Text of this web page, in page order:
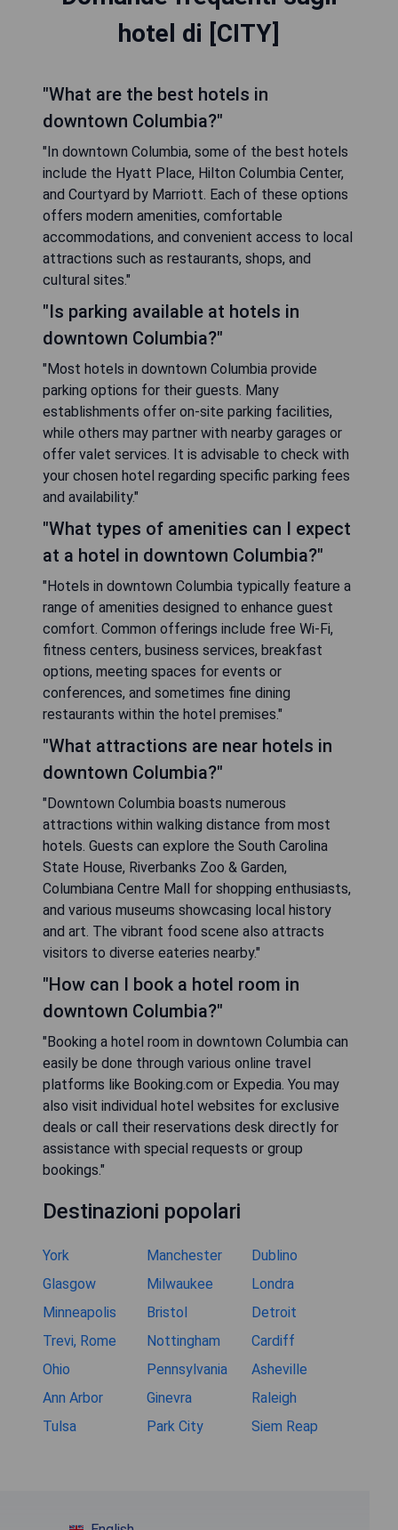
hotel di [CITY]
"What are the best hotels in
downtown Columbia?"
"In downtown Columbia, some of the best hotels
include the Hyatt Place, Hilton Columbia Center,
and Courtyard by Marriott. Each of these options
offers modern amenities, comfortable
accommodations, and convenient access to local
attractions such as restaurants, shops, and
cultural sites."
"Is parking available at hotels in
downtown Columbia?"
"Most hotels in downtown Columbia provide
parking options for their guests. Many
establishments offer on-site parking facilities,
while others may partner with nearby garages or
offer valet services. It is advisable to check with
your chosen hotel regarding specific parking fees
and availability."
"What types of amenities can I expect
at a hotel in downtown Columbia?"
"Hotels in downtown Columbia typically feature a
range of amenities designed to enhance guest
comfort. Common offerings include free Wi-Fi,
fitness centers, business services, breakfast
options, meeting spaces for events or
conferences, and sometimes fine dining
restaurants within the hotel premises."
"What attractions are near hotels in
downtown Columbia?"
"Downtown Columbia boasts numerous
attractions within walking distance from most
hotels. Guests can explore the South Carolina
State House, Riverbanks Zoo & Garden,
Columbiana Centre Mall for shopping enthusiasts,
and various museums showcasing local history
and art. The vibrant food scene also attracts
visitors to diverse eateries nearby."
"How can I book a hotel room in
downtown Columbia?"
"Booking a hotel room in downtown Columbia can
easily be done through various online travel
platforms like Booking.com or Expedia. You may
also visit individual hotel websites for exclusive
deals or call their reservations desk directly for
assistance with special requests or group
bookings."
Destinazioni popolari
York Manchester
Dublino
Glasgow
Milwaukee
Londra
Minneapolis
Bristol
Detroit
Trevi, Rome
Nottingham
Cardiff
Ohio
Pennsylvania
Asheville
Ann Arbor
Ginevra
Raleigh
Tulsa
Park City Siem Reap